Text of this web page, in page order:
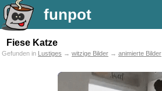
funpot
Fiese Katze
Gefunden in Lustiges → witzige Bilder → animierte Bilder